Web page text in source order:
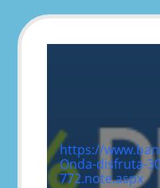
https://
Onda-disfruta-
772.note.aspx